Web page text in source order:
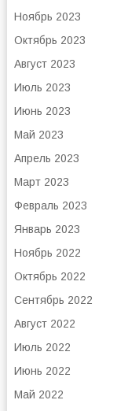
Ноябрь 2023
Октябрь 2023
Август 2023
Июль 2023
Июнь 2023
Май 2023
Апрель 2023
Март 2023
Февраль 2023
Январь 2023
Ноябрь 2022
Октябрь 2022
Сентябрь 2022
Август 2022
Июль 2022
Июнь 2022
Май 2022